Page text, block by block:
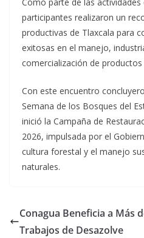
Como parte de las actividades
participantes realizaron un
productivas de Tlaxcala para
exitosas en el manejo,
comercialización de
Con este encuentro
Semana de los Bosques del
inició la Campaña de
2026, impulsada por el
cultura forestal y el manejo
naturales.
Conagua Beneficia a Más
Trabajos de Desazolve